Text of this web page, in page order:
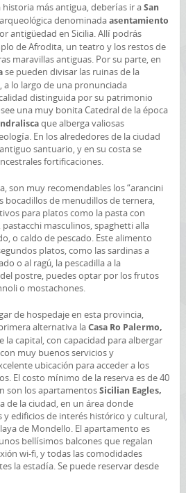
más antigua, deberías ir a San
denominada asentamiento
antigüedad en Sicilia. Allí podrás
de Afrodita, un teatro y los restos de
maravillas antiguas. Por su parte, en
se pueden divisar las ruinas de la
lo largo de una pronunciada
distinguida por su patrimonio
una muy bonita Catedral de la época
que alberga valiosas
En los alrededores de la ciudad
santuario, y en su costa se
fortificaciones.
son muy recomendables los “arancini
bocadillos de menudillos de ternera,
para platos como la pasta con
masculinos, spaghetti alla
o caldo de pescado. Este alimento
platos, como las sardinas a
o al ragú, la pescadilla a la
postre, puedes optar por los frutos
o mostachones.
de hospedaje en esta provincia,
alternativa la Casa Ro Palermo,
la capital, con capacidad para albergar
muy buenos servicios y
ubicación para acceder a los
El costo mínimo de la reserva es de 40
son los apartamentos Sicilian Eagles,
de la ciudad, en un área donde
edificios de interés histórico y cultural,
de Mondello. El apartamento es
bellísimos balcones que regalan
wi-fi, y todas las comodidades
la estadía. Se puede reservar desde